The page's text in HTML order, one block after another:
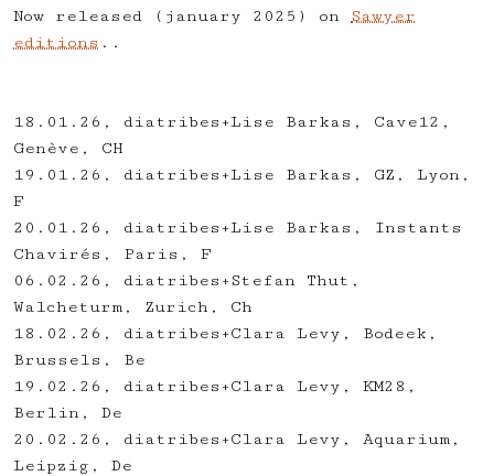
18.01.26, diatribes+Lise Barkas, Cave12,
Genève, CH
19.01.26, diatribes+Lise Barkas, GZ, Lyon,
F
20.01.26, diatribes+Lise Barkas, Instants
Chavirés, Paris, F
06.02.26, diatribes+Stefan Thut,
Walcheturm, Zurich, Ch
18.02.26, diatribes+Clara Levy, Bodeek,
Brussels, Be
19.02.26, diatribes+Clara Levy, KM28,
Berlin, De
20.02.26, diatribes+Clara Levy, Aquarium,
Leipzig, De
Now released (january 2025) on
Sawyer
editions ..